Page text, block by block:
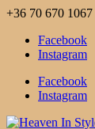
+36 70 670 1067
Facebook
Instagram
Facebook
Instagram